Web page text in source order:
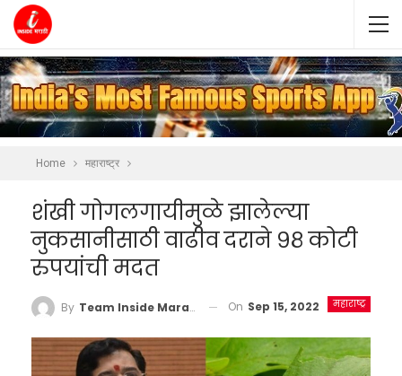
Home महाराष्ट्र
शंखी गोगलगायीमुळे झालेल्या
नुकसानीसाठी वाढीव दराने ९८ कोटी
रुपयांची मदत
महाराष्ट्र
By Team Inside Marathi On Sep 15, 2022